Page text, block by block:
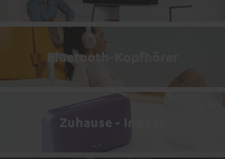
Bluetooth-Kopfhörer
Zuhause - Indoor